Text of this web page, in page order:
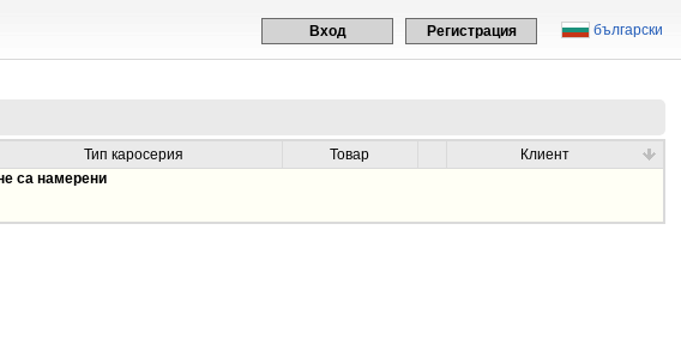
български
Вход Регистрация
Тип каросерия Товар
Клиент
са намерени